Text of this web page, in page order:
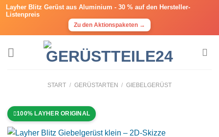
Layher Blitz Gerüst aus Aluminium - 30 % auf den Hersteller-
Listenpreis
Zu den Aktionspaketen →
START / GERÜSTARTEN / GIEBELGERÜST
100% LAYHER ORIGINAL